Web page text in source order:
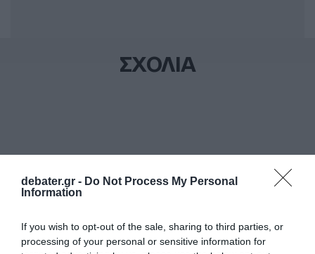
debater.gr - Do Not Process My Personal
Information
If you wish to opt-out of the sale, sharing to third parties, or
processing of your personal or sensitive information for
ΣΧΟΛΙΑ